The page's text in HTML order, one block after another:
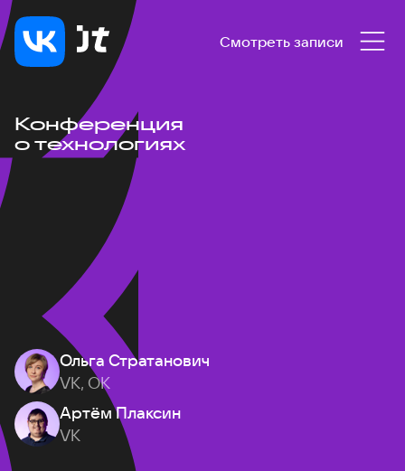
Смотреть записи
Конференция
о технологиях
Ольга Стратанович
VK, ОК
Артём Плаксин
VK